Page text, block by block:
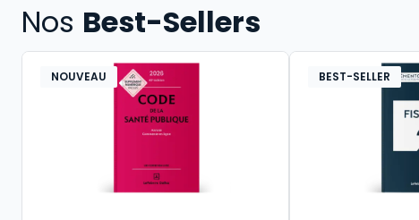
Nos Best-Sellers
NOUVEAU BEST-SELLER